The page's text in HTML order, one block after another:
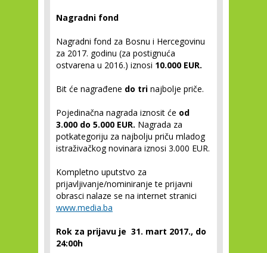
Nagradni fond
Nagradni fond za Bosnu i Hercegovinu
za 2017. godinu (za postignuća
ostvarena u 2016.) iznosi 10.000 EUR.
Bit će nagrađene do tri najbolje priče.
Pojedinačna nagrada iznosit će od
3.000 do 5.000 EUR. Nagrada za
potkategoriju za najbolju priču mladog
istraživačkog novinara iznosi 3.000 EUR.
Kompletno uputstvo za
prijavljivanje/nominiranje te prijavni
obrasci nalaze se na internet stranici
www.media.ba
Rok za prijavu je 31. mart 2017., do
24:00h